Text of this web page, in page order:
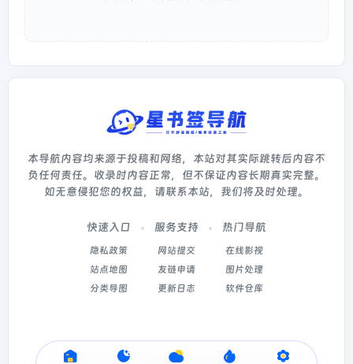
本导航内容均来源于投稿和网络，本站对其实际跳转后内容不
负任何责任。收录时内容正常，但不保证内容长期真实完整。
如无意侵犯您的权益，请联系本站，我们将及时处理。
快速入口
隐私政策
站点地图
分类导图
服务支持
网站提交
友链申请
更新日志
热门导航
在线影视
图片处理
软件仓库
Copyright © 2026 星书签导航 冀ICP备2022003214号-5